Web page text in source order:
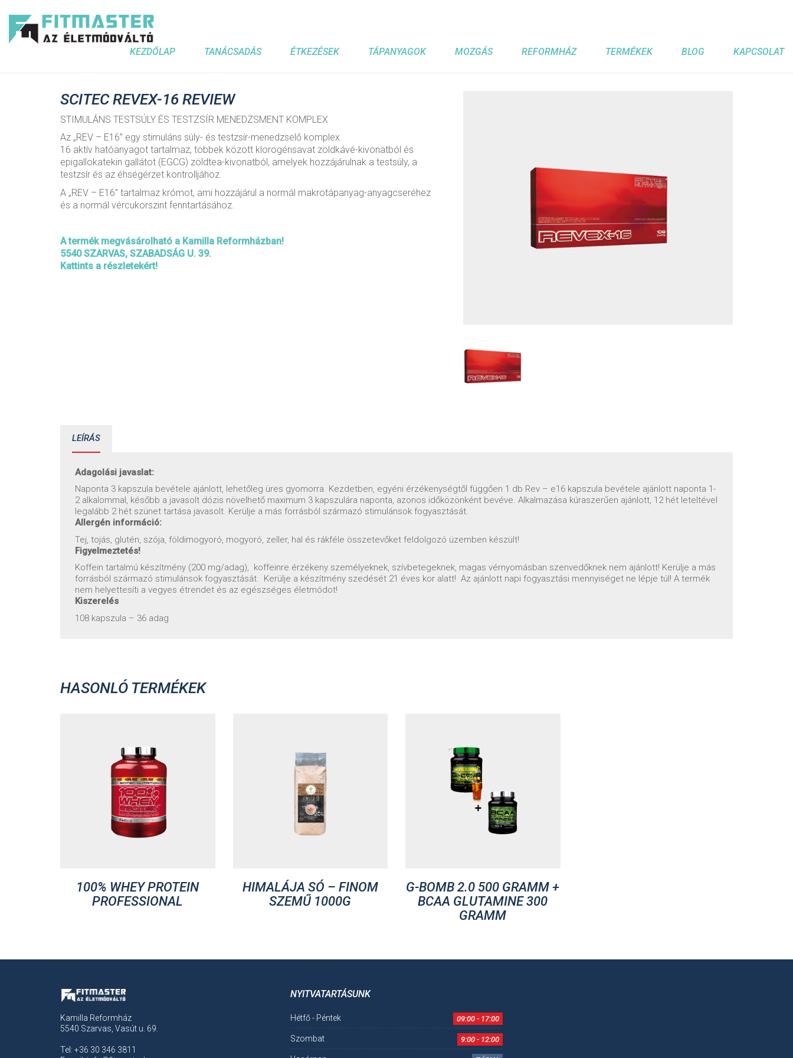
KEZDŐLAP TANÁCSADÁS ÉTKEZÉSEK TÁPANYAGOK MOZGÁS REFORMHÁZ TERMÉKEK BLOG KAPCSOLAT
SCITEC REVEX-16 REVIEW
STIMULÁNS TESTSÚLY ÉS TESTZSÍR MENEDZSMENT KOMPLEX
Az „REV – E16” egy stimuláns súly- és testzsír-menedzselő komplex.
16 aktív hatóanyagot tartalmaz, többek között klorogénsavat zöldkávé-kivonatból és
epigallokatekin gallátot (EGCG) zöldtea-kivonatból, amelyek hozzájárulnak a testsúly, a
testzsír és az éhségérzet kontrolljához.
A „REV – E16” tartalmaz krómot, ami hozzájárul a normál makrotápanyag-anyagcseréhez
és a normál vércukorszint fenntartásához.
A termék megvásárolható a Kamilla Reformházban!
5540 SZARVAS, SZABADSÁG U. 39.
Kattints a részletekért!
LEÍRÁS
Adagolási javaslat:
Naponta 3 kapszula bevétele ajánlott, lehetőleg üres gyomorra. Kezdetben, egyéni érzékenységtől függően 1 db Rev – e16 kapszula bevétele ajánlott naponta 1-
2 alkalommal, később a javasolt dózis növelhető maximum 3 kapszulára naponta, azonos időközönként bevéve. Alkalmazása kúraszerűen ajánlott, 12 hét leteltével
legalább 2 hét szünet tartása javasolt. Kerülje a más forrásból származó stimulánsok fogyasztását.
Allergén információ:
Tej, tojás, glutén, szója, földimogyoró, mogyoró, zeller, hal és rákféle összetevőket feldolgozó üzemben készült!
Figyelmeztetés!
Koffein tartalmú készítmény (200 mg/adag), koffeinre érzékeny személyeknek, szívbetegeknek, magas vérnyomásban szenvedőknek nem ajánlott! Kerülje a más
forrásból származó stimulánsok fogyasztását. Kerülje a készítmény szedését 21 éves kor alatt! Az ajánlott napi fogyasztási mennyiséget ne lépje túl! A termék
nem helyettesíti a vegyes étrendet és az egészséges életmódot!
Kiszerelés
108 kapszula – 36 adag
HASONLÓ TERMÉKEK
100% WHEY PROTEIN
PROFESSIONAL
HIMALÁJA SÓ – FINOM
SZEMŰ 1000G
G-BOMB 2.0 500 GRAMM +
BCAA GLUTAMINE 300
GRAMM
Kamilla Reformház
5540 Szarvas, Vasút u. 69.
Tel: +36 30 346 3811
NYITVATARTÁSUNK
Hétfő - Péntek 09:00 - 17:00
Szombat 9:00 - 12:00